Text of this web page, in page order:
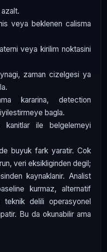
veya beklenen calisma
veya kirilim noktasini
zaman cizelgesi ya
kararina, detection
bagla.
kanitlar ile belgelemeyi
buyuk fark yaratir. Cok
veri eksikliginden degil;
kaynaklanir. Analist
kurmaz, alternatif
delili operasyonel
Bu da okunabilir ama